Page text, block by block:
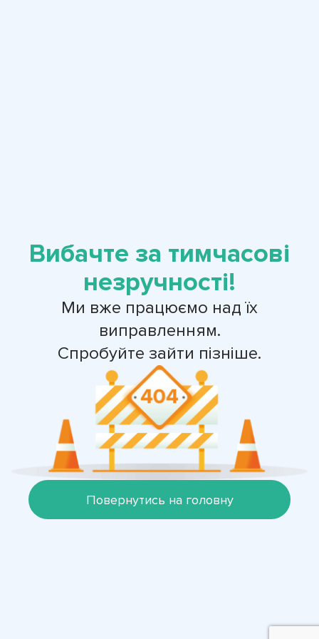
Вибачте за тимчасові
незручності!
Ми вже працюємо над їх
виправленням.
Спробуйте зайти пізніше.
Повернутись на головну